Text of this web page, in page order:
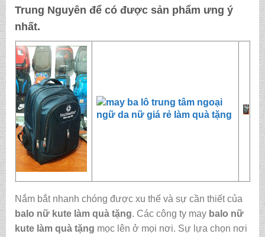
Trung Nguyên để có được sản phẩm ưng ý
nhất.
Nắm bắt nhanh chóng được xu thế và sự cần thiết của
balo nữ kute làm quà tặng. Các công ty may balo nữ
kute làm quà tặng mọc lên ở mọi nơi. Sự lựa chọn nơi